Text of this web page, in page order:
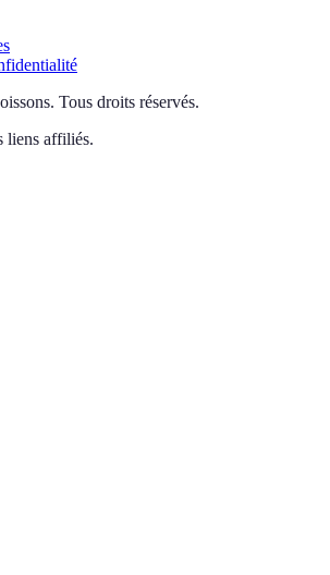
. Tous droits réservés.
liens affiliés.